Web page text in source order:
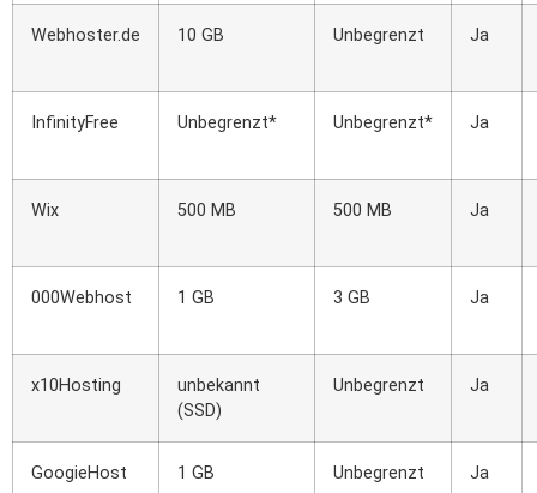
Webhoster.de 10 GB Unbegrenzt Ja
InfinityFree Unbegrenzt* Unbegrenzt* Ja
Wix 500 MB 500 MB Ja
000Webhost 1 GB 3 GB Ja
x10Hosting
unbekannt
(SSD)
Unbegrenzt Ja
GoogieHost 1 GB Unbegrenzt Ja